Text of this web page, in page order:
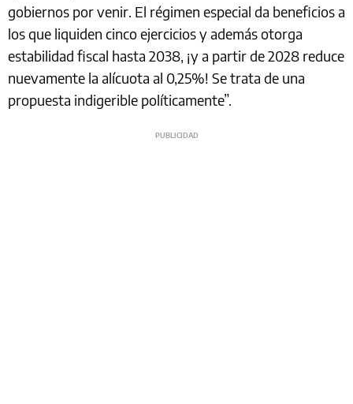
gobiernos por venir. El régimen especial da beneficios a
los que liquiden cinco ejercicios y además otorga
estabilidad fiscal hasta 2038, ¡y a partir de 2028 reduce
nuevamente la alícuota al 0,25%! Se trata de una
propuesta indigerible políticamente”.